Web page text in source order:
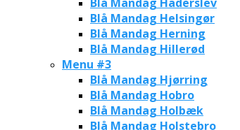
Blå Mandag Helsingør
Blå Mandag Herning
Blå Mandag Hillerød
Menu #3
Blå Mandag Hjørring
Blå Mandag Hobro
Blå Mandag Holbæk
Blå Mandag Holstebro